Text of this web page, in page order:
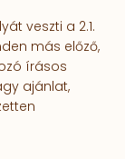
veszti a 2.1.
más előző,
írásos
ajánlat,